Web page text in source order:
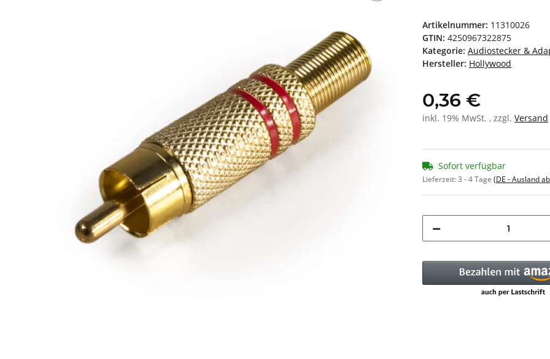
Artikelnummer: 11310026
GTIN: 4250967322875
Kategorie: Audiostecker &
Hersteller: Hollywood
0,36 €
inkl. 19% MwSt. , zzgl. Versand
Sofort verfügbar
Lieferzeit:3 - 4 Tage (DE - Ausland